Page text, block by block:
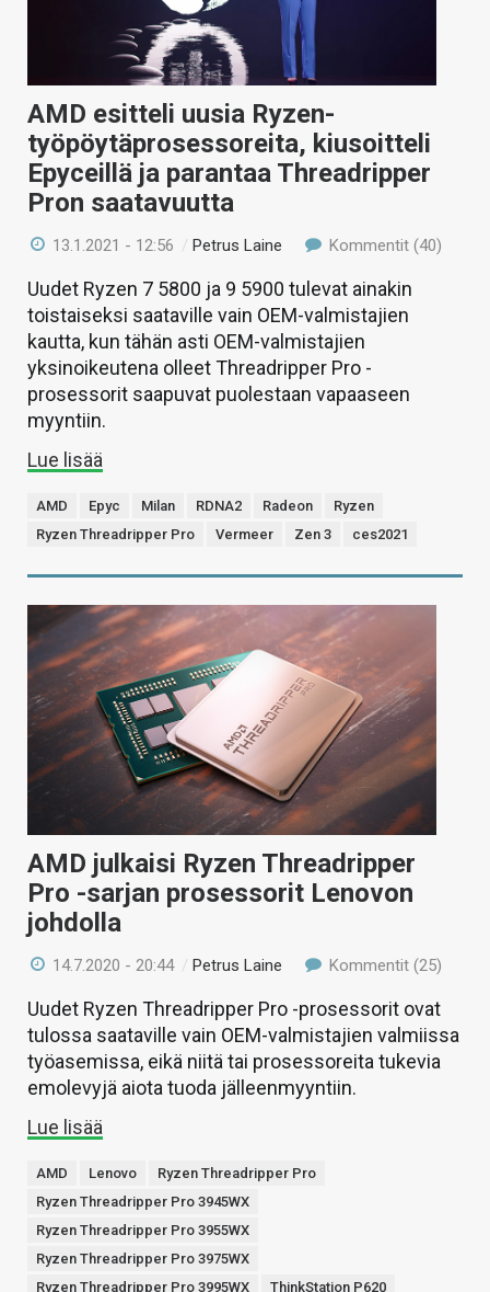
AMD esitteli uusia Ryzen-
työpöytäprosessoreita, kiusoitteli
Epyceillä ja parantaa Threadripper
Pron saatavuutta
13.1.2021 - 12:56 /Petrus Laine Kommentit (40)
Uudet Ryzen 7 5800 ja 9 5900 tulevat ainakin
toistaiseksi saataville vain OEM-valmistajien
kautta, kun tähän asti OEM-valmistajien
yksinoikeutena olleet Threadripper Pro -
prosessorit saapuvat puolestaan vapaaseen
myyntiin.
Lue lisää
AMD Epyc Milan RDNA2 Radeon
Ryzen
Ryzen Threadripper Pro
Vermeer Zen 3 ces2021
AMD julkaisi Ryzen Threadripper
Pro -sarjan prosessorit Lenovon
johdolla
14.7.2020 - 20:44 /Petrus Laine Kommentit (25)
Uudet Ryzen Threadripper Pro -prosessorit ovat
tulossa saataville vain OEM-valmistajien valmiissa
työasemissa, eikä niitä tai prosessoreita tukevia
emolevyjä aiota tuoda jälleenmyyntiin.
Lue lisää
AMD Lenovo
Ryzen Threadripper Pro
Ryzen Threadripper Pro 3945WX
Ryzen Threadripper Pro 3955WX
Ryzen Threadripper Pro 3975WX
Ryzen Threadripper Pro 3995WX
ThinkStation P620